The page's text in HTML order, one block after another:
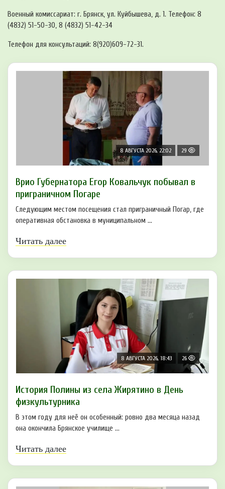
Военный комиссариат: г. Брянск, ул. Куйбышева, д. 1. Телефон: 8
(4832) 51-50-30, 8 (4832) 51-42-34
Телефон для консультаций: 8(920)609-72-31.
8 АВГУСТА 2026, 22:02 29
Врио Губернатора Егор Ковальчук побывал в
приграничном Погаре
Следующим местом посещения стал приграничный Погар, где
оперативная обстановка в муниципальном ...
Читать далее
8 АВГУСТА 2026, 18:43 26
История Полины из села Жирятино в День
физкультурника
В этом году для неё он особенный: ровно два месяца назад
она окончила Брянское училище ...
Читать далее